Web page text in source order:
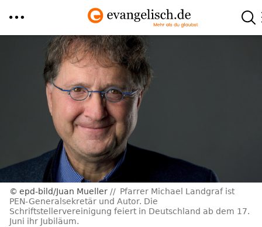
epd-bild/Juan Mueller
Pfarrer Michael Landgraf ist
PEN-Generalsekretär und Autor. Die
Schriftstellervereinigung feiert in Deutschland ab dem 17.
Juni ihr Jubiläum.